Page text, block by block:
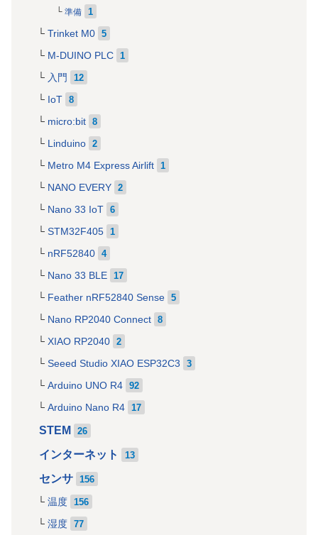
準備 1
Trinket M0 5
M-DUINO PLC 1
入門 12
IoT 8
micro:bit 8
Linduino 2
Metro M4 Express Airlift 1
NANO EVERY 2
Nano 33 IoT 6
STM32F405 1
nRF52840 4
Nano 33 BLE 17
Feather nRF52840 Sense 5
Nano RP2040 Connect 8
XIAO RP2040 2
Seeed Studio XIAO ESP32C3 3
Arduino UNO R4 92
Arduino Nano R4 17
STEM 26
インターネット 13
センサ 156
温度 156
湿度 77